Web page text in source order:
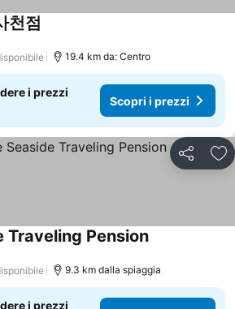
천점
19.4 km da: Centro
i prezzi
Scopri i prezzi
Condividi
Traveling Pension
9.3 km dalla spiaggia
i prezzi